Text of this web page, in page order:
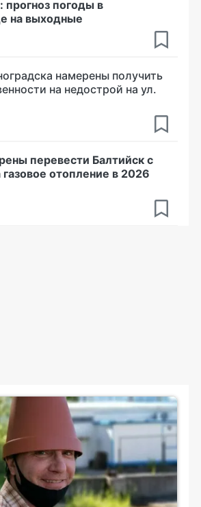
прогноз погоды в
на выходные
намерены получить
на недострой на ул.
перевести Балтийск с
газовое отопление в 2026